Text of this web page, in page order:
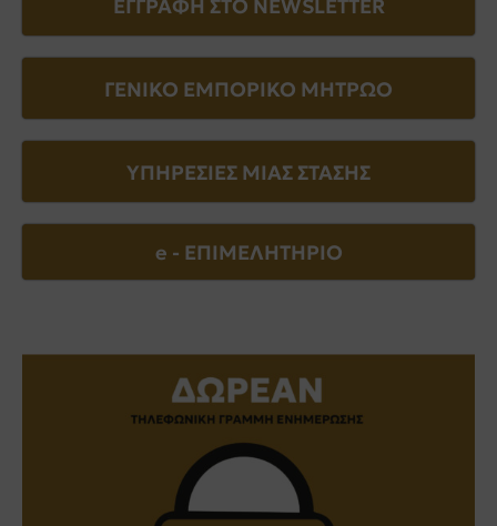
ΕΓΓΡΑΦΗ ΣΤΟ NEWSLETTER
ΓΕΝΙΚΟ ΕΜΠΟΡΙΚΟ ΜΗΤΡΩΟ
ΥΠΗΡΕΣΙΕΣ ΜΙΑΣ ΣΤΑΣΗΣ
e - EΠΙΜΕΛΗΤΗΡΙΟ